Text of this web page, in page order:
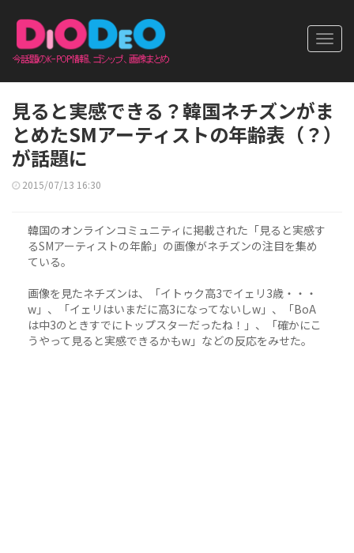
見ると実感できる？韓国ネチズンがま
とめたSMアーティストの年齢表（？）
が話題に
2015/07/13 16:30
韓国のオンラインコミュニティに掲載された「見ると実感す
るSMアーティストの年齢」の画像がネチズンの注目を集め
ている。
画像を見たネチズンは、「イトゥク高3でイェリ3歳・・・
w」、「イェリはいまだに高3になってないしw」、「BoA
は中3のときすでにトップスターだったね！」、「確かにこ
うやって見ると実感できるかもw」などの反応をみせた。